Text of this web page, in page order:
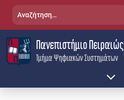
content
Τμήμα Ψηφιακών Συστημάτων
Πανεπιστήμιο Πειραιώς
Αναζήτηση